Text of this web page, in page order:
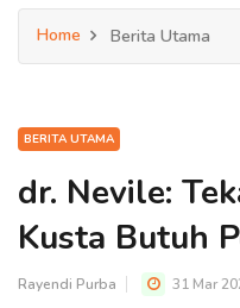
Home Berita Utama
BERITA UTAMA
dr. Nevile:
Kusta Butuh
Rayendi Purba 31 Mar